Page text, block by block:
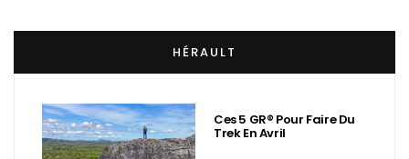
HÉRAULT
Ces 5 GR® Pour Faire Du
Trek En Avril